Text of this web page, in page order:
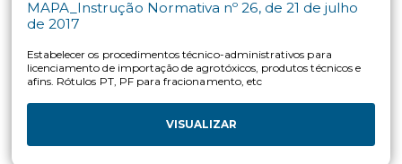
Anvisa
ANVISA_Instrução Normativa nº 34, de 29 de
julho de 2019
Estabelece e dá publicidade à lista de componentes não
para uso em agrotóxicos e afins.